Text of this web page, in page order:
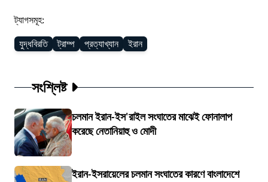
ট্যাগসমূহ:
যুদ্ধবিরতি ট্রাম্প প্রত্যাখ্যান ইরান
সংশ্লিষ্ট
চলমান ইরান-ইস'রাইল সংঘাতের মাঝেই ফোনালাপ
করেছে নেতানিয়াহু ও মোদী
ইরান-ইসরায়েলের চলমান সংঘাতের কারণে বাংলাদেশে